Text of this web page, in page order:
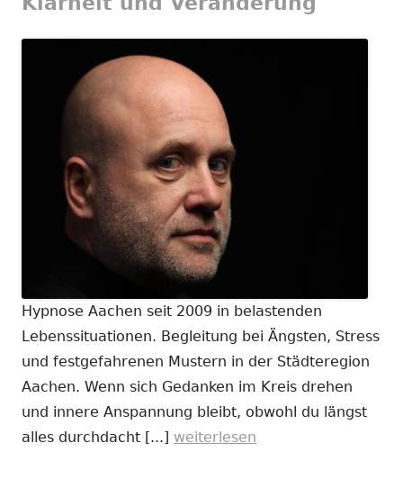
Hypnose Aachen seit 2009 in belastenden
Lebenssituationen. Begleitung bei Ängsten, Stress
und festgefahrenen Mustern in der Städteregion
Aachen. Wenn sich Gedanken im Kreis drehen
und innere Anspannung bleibt, obwohl du längst
alles durchdacht [...] weiterlesen